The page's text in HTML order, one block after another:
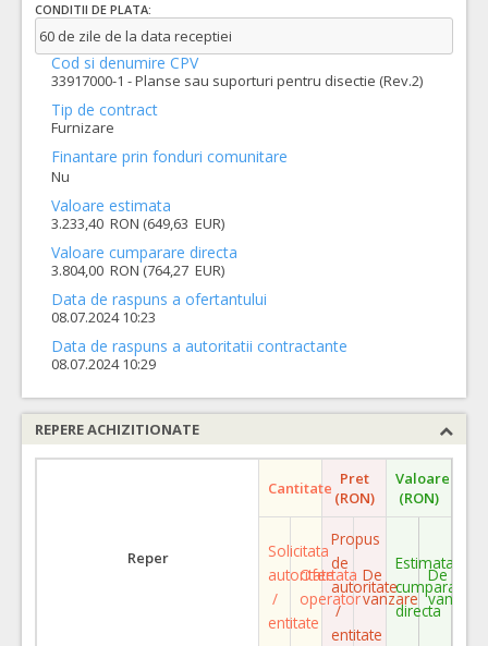
CONDITII DE PLATA:
60 de zile de la data receptiei
Cod si denumire CPV
33917000-1 - Planse sau suporturi pentru disectie (Rev.2)
Tip de contract
Furnizare
Finantare prin fonduri comunitare
Nu
Valoare estimata
3.233,40 RON (649,63 EUR)
Valoare cumparare directa
3.804,00 RON (764,27 EUR)
Data de raspuns a ofertantului
08.07.2024 10:23
Data de raspuns a autoritatii contractante
08.07.2024 10:29
REPERE ACHIZITIONATE
Reper
Cantitate Pret
(RON)
Valoare
(RON)
Solicitata
autoritate
/
entitate
Ofertata
operator
Propus
de
autoritate
/
entitate
De
vanzare
Estimata
cumparare
directa
De
vanzare